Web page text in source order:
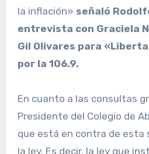
la inflación» señaló
entrevista con Graciela
Gil Olivares para
por la 106.9.
En cuanto a las consultas
Presidente del Colegio de
que está en contra de esta
la ley. Es decir, la ley que